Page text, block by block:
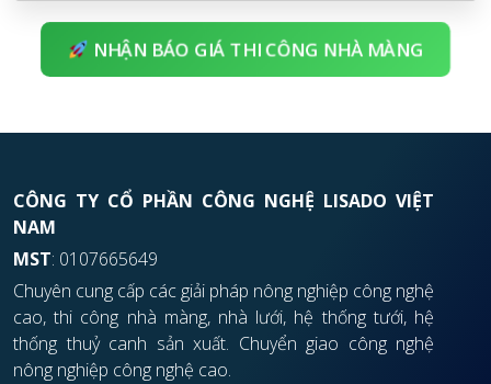
NHẬN BÁO GIÁ THI CÔNG NHÀ MÀNG
CÔNG TY CỔ PHẦN CÔNG NGHỆ LISADO VIỆT
NAM
MST: 0107665649
Chuyên cung cấp các giải pháp nông nghiệp công nghệ
cao, thi công nhà màng, nhà lưới, hệ thống tưới, hệ
thống thuỷ canh sản xuất. Chuyển giao công nghệ
nông nghiệp công nghệ cao.